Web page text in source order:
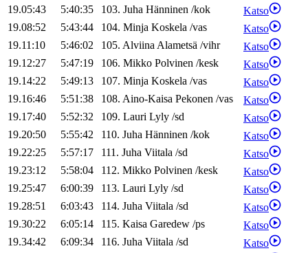
19.05:43
5:40:35 103. Juha Hänninen /kok
Katso
19.08:52
5:43:44 104. Minja Koskela /vas
Katso
19.11:10
5:46:02 105. AlviinaAlametsä /vihr
Katso
19.12:27
5:47:19 106. Mikko Polvinen /kesk
Katso
19.14:22
5:49:13 107. Minja Koskela /vas
Katso
19.16:46
5:51:38 108. Aino-Kaisa Pekonen /vas
Katso
19.17:40
5:52:32 109. Lauri Lyly /sd
Katso
19.20:50
5:55:42 110. Juha Hänninen /kok
Katso
19.22:25
5:57:17 111. Juha Viitala /sd
Katso
19.23:12
5:58:04 112. Mikko Polvinen /kesk
Katso
19.25:47
6:00:39 113. Lauri Lyly /sd
Katso
19.28:51
6:03:43 114. Juha Viitala /sd
Katso
19.30:22
6:05:14 115. Kaisa Garedew /ps
Katso
19.34:42
6:09:34 116. Juha Viitala /sd
Katso